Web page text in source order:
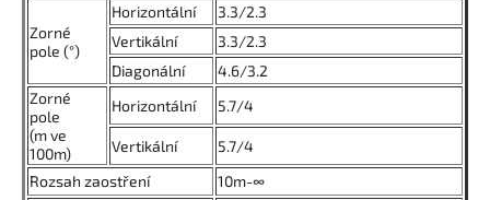
Zorné
pole (°)
Horizontální
3.3/2.3
Vertikální
3.3/2.3
Diagonální
4.6/3.2
Zorné
pole
(m ve
100m)
Horizontální 5.7/4
Vertikální
5.7/4
Rozsah zaostření
10m-∞